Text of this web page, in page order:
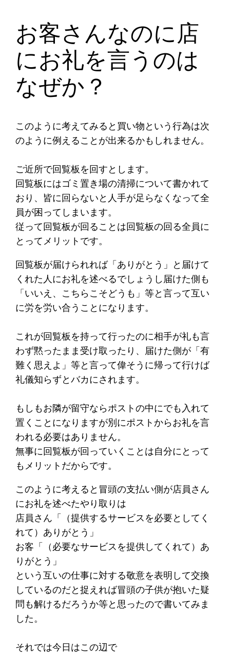
お客さんなのに店
にお礼を言うのは
なぜか？
このように考えてみると買い物という行為は次
のように例えることが出来るかもしれません。
ご近所で回覧板を回すとします。
回覧板にはゴミ置き場の清掃について書かれて
おり、皆に回らないと人手が足らなくなって全
員が困ってしまいます。
従って回覧板が回ることは回覧板の回る全員に
とってメリットです。
回覧板が届けられれば「ありがとう」と届けて
くれた人にお礼を述べるでしょうし届けた側も
「いいえ、こちらこそどうも」等と言って互い
に労を労い合うことになります。
これが回覧板を持って行ったのに相手が礼も言
わず黙ったまま受け取ったり、届けた側が「有
難く思えよ」等と言って偉そうに帰って行けば
礼儀知らずとバカにされます。
もしもお隣が留守ならポストの中にでも入れて
置くことになりますが別にポストからお礼を言
われる必要はありません。
無事に回覧板が回っていくことは自分にとって
もメリットだからです。
このように考えると冒頭の支払い側が店員さん
にお礼を述べたやり取りは
店員さん「（提供するサービスを必要としてく
れて）ありがとう」
お客「（必要なサービスを提供してくれて）あ
りがとう」
という互いの仕事に対する敬意を表明して交換
しているのだと捉えれば冒頭の子供が抱いた疑
問も解けるだろうか等と思ったので書いてみま
した。
それでは今日はこの辺で